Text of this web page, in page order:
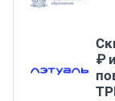
₽